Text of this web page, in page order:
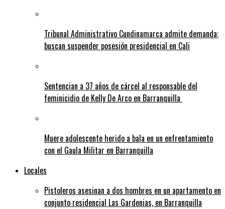
Tribunal Administrativo Cundinamarca admite demanda:
buscan suspender posesión presidencial en Cali
Sentencian a 37 años de cárcel al responsable del
feminicidio de Kelly De Arco en Barranquilla
Muere adolescente herido a bala en un enfrentamiento
con el Gaula Militar en Barranquilla
Locales
Pistoleros asesinan a dos hombres en un apartamento en
conjunto residencial Las Gardenias, en Barranquilla